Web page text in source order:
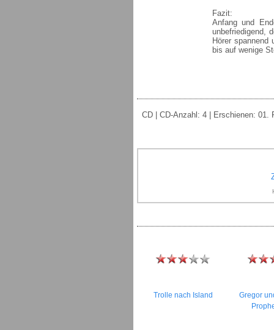
Fazit:
Anfang und
unbefriedigend,
Hörer spannend
bis auf wenige
CD | CD-Anzahl: 4 | Erschienen: 01.
Trolle nach Island
Gregor